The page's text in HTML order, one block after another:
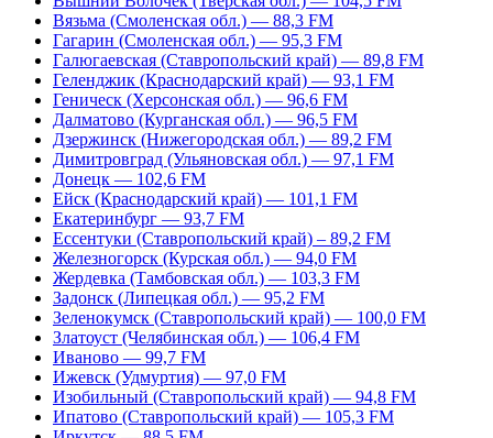
Вязьма (Смоленская обл.) — 88,3 FM
Гагарин (Смоленская обл.) — 95,3 FM
Галюгаевская (Ставропольский край) — 89,8 FM
Геленджик (Краснодарский край) — 93,1 FM
Геническ (Херсонская обл.) — 96,6 FM
Далматово (Курганская обл.) — 96,5 FM
Дзержинск (Нижегородская обл.) — 89,2 FM
Димитровград (Ульяновская обл.) — 97,1 FM
Донецк — 102,6 FM
Ейск (Краснодарский край) — 101,1 FM
Екатеринбург — 93,7 FM
Ессентуки (Ставропольский край) – 89,2 FM
Железногорск (Курская обл.) — 94,0 FM
Жердевка (Тамбовская обл.) — 103,3 FM
Задонск (Липецкая обл.) — 95,2 FM
Зеленокумск (Ставропольский край) — 100,0 FM
Златоуст (Челябинская обл.) — 106,4 FM
Иваново — 99,7 FM
Ижевск (Удмуртия) — 97,0 FM
Изобильный (Ставропольский край) — 94,8 FM
Ипатово (Ставропольский край) — 105,3 FM